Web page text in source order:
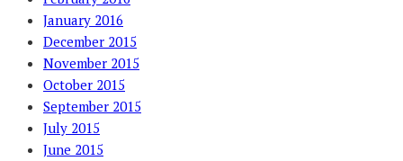
January 2016
December 2015
November 2015
October 2015
September 2015
July 2015
June 2015